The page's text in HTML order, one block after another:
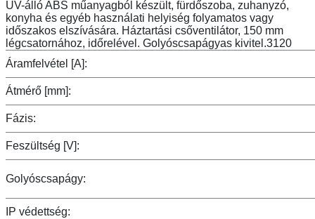
UV-álló ABS műanyagból készült, fürdőszoba, zuhanyzó,
konyha és egyéb használati helyiség folyamatos vagy
időszakos elszívására. Háztartási csőventilátor, 150 mm
légcsatornához, időrelével. Golyóscsapágyas kivitel.3120
Áramfelvétel [A]:
Átmérő [mm]:
Fázis:
Feszültség [V]:
Golyóscsapágy:
IP védettség: